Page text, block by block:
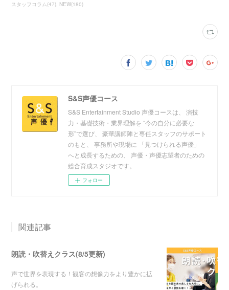
スタッフコラム(47) NEW(180)
S&S声優コース
S&S Entertainment Studio 声優コースは、 演技
力・基礎技術・業界理解を “今の自分に必要な
形”で選び、 豪華講師陣と専任スタッフのサポート
のもと、 事務所や現場に 「見つけられる声優」
へと成長するための、 声優・声優志望者のための
総合育成スタジオです。
フォロー
関連記事
朗読・吹替えクラス(8/5更新)
声で世界を表現する！観客の想像力をより豊かに拡
げられる。